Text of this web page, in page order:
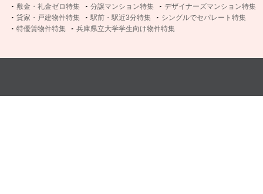
敷金・礼金ゼロ特集 分譲マンション特集
デザイナーズマンション特集
貸家・戸建物件特集
駅前・駅近3分特集
シングルでセパレート特集
特優賃物件特集
兵庫県立大学学生向け物件特集